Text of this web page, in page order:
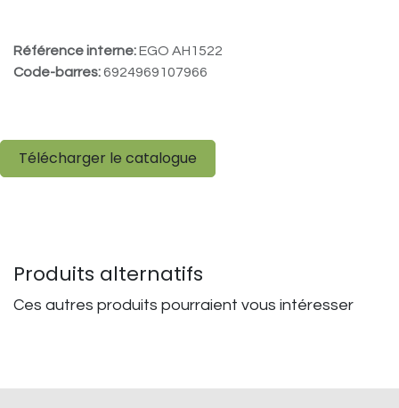
Référence interne:EGO AH1522
Code-barres:6924969107966
Télécharger le catalogue
Produits alternatifs
Ces autres produits pourraient vous intéresser